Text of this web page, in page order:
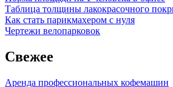
Таблица толщины лакокрасочного
Как стать парикмахером с нуля
Чертежи велопарковок
Свежее
Аренда профессиональных кофемашин